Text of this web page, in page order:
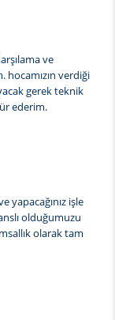
ve
hocamızın verdiği
gerek teknik
ederim.
yapacağınız işle
olduğumuzu
olarak tam